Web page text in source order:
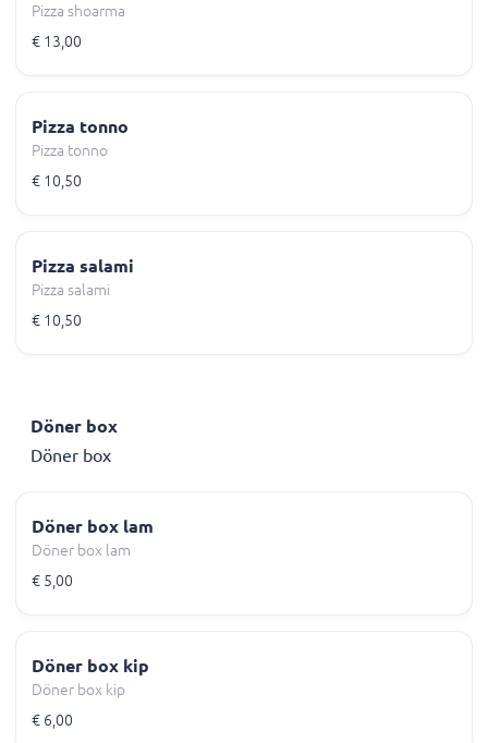
Pizza shoarma
€ 13,00
Pizza tonno
Pizza tonno
€ 10,50
Pizza salami
Pizza salami
€ 10,50
Döner box
Döner box
Döner box lam
Döner box lam
€ 5,00
Döner box kip
Döner box kip
€ 6,00